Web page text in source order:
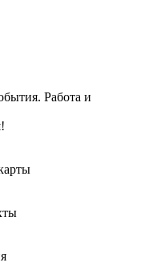
Работа и